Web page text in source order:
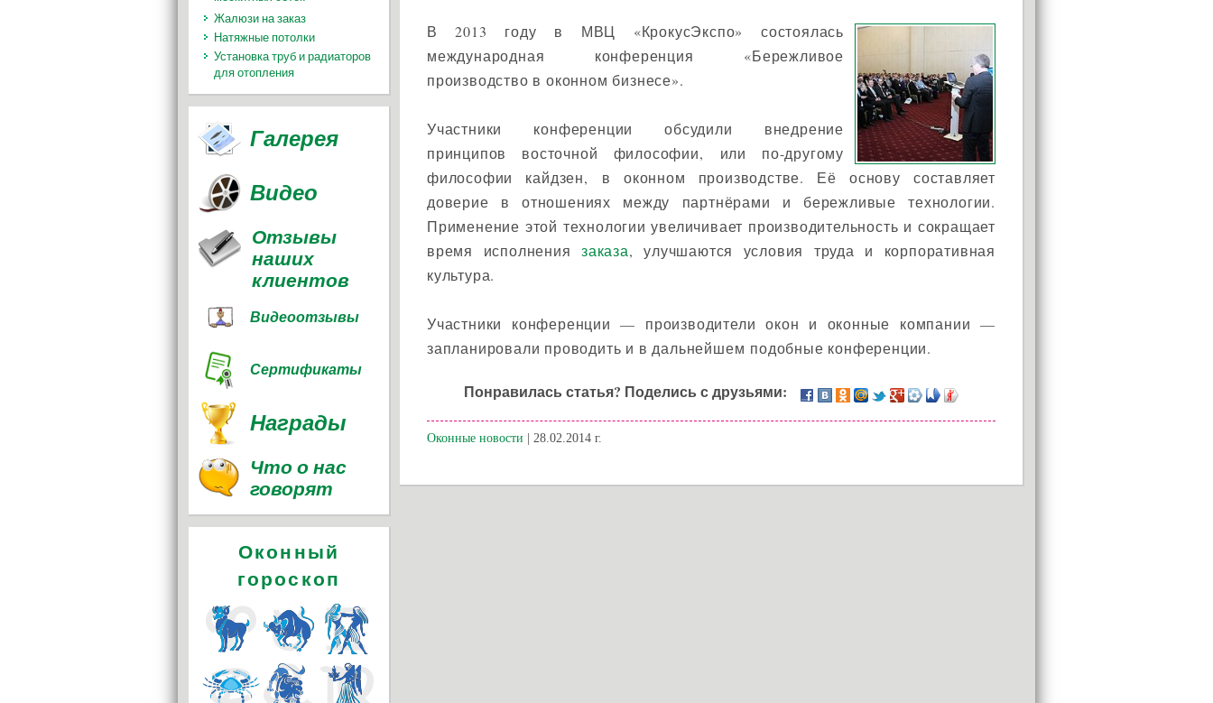
В 2013 году в МВЦ «КрокусЭкспо» состоялась
международная конференция «Бережливое
производство в оконном бизнесе».
Участники конференции обсудили внедрение
принципов восточной философии, или по-другому
философии кайдзен, в оконном производстве. Её основу составляет
доверие в отношениях между партнёрами и бережливые технологии.
Применение этой технологии увеличивает производительность и сокращает
время исполнениязаказа, улучшаются условия труда и корпоративная
культура.
Участники конференции — производители окон и оконные компании —
запланировали проводить и в дальнейшем подобные конференции.
Понравилась статья? Поделись с друзьями:
Оконные новости | 28.02.2014 г.
Жалюзи на заказ
Натяжные потолки
Установка труб и радиаторов
для отопления
Галерея
Видео
Отзывы
наших
клиентов
Видеоотзывы
Сертификаты
Награды
Что о нас
говорят
Оконный
гороскоп